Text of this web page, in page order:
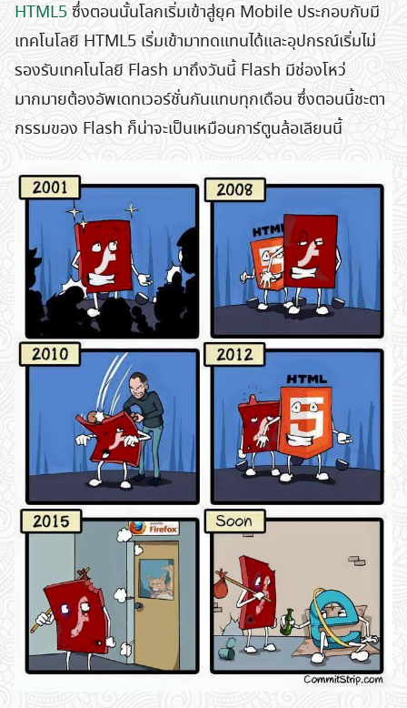
HTML5ซึ่งตอนนั้นโลกเริ่มเข้าสู่ยุค Mobile ประกอบกับมี
เทคโนโลยี HTML5 เริ่มเข้ามาทดแทนได้และอุปกรณ์เริ่มไม่
รองรับเทคโนโลยี Flash มาถึงวันนี้ Flash มีช่องโหว่
มากมายต้องอัพเดทเวอร์ชั่นกันแทบทุกเดือน ซึ่งตอนนี้ชะตา
กรรมของ Flash ก็น่าจะเป็นเหมือนการ์ตูนล้อเลียนนี้